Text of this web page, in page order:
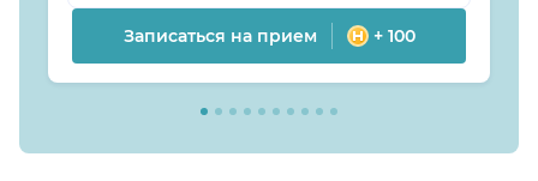
Записаться на прием + 100